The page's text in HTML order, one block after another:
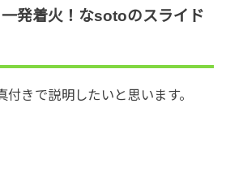
発着火！なsotoのスライド
きで説明したいと思います。